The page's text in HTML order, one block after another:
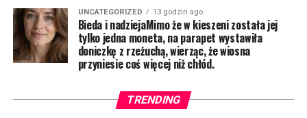
UNCATEGORIZED 13 godzin ago
Bieda i nadziejaMimo że w kieszeni została jej
tylko jedna moneta, na parapet wystawiła
doniczkę z rzeżuchą, wierząc, że wiosna
przyniesie coś więcej niż chłód.
TRENDING